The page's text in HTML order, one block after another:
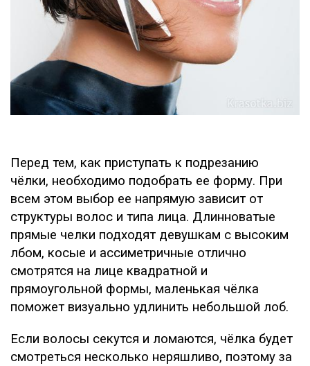
Перед тем, как приступать к подрезанию
чёлки, необходимо подобрать ее форму. При
всем этом выбор ее напрямую зависит от
структуры волос и типа лица. Длинноватые
прямые челки подходят девушкам с высоким
лбом, косые и ассиметричные отлично
смотрятся на лице квадратной и
прямоугольной формы, маленькая чёлка
поможет визуально удлинить небольшой лоб.
Если волосы секутся и ломаются, чёлка будет
смотреться несколько неряшливо, поэтому за